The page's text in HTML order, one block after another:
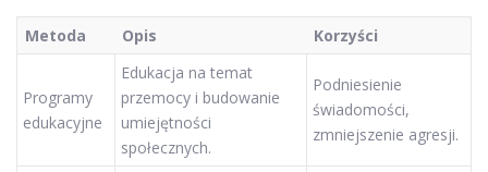
Metoda Opis Korzyści
Programy
edukacyjne
Edukacja na temat
przemocy i budowanie
umiejętności
społecznych.
Podniesienie
świadomości,
zmniejszenie agresji.